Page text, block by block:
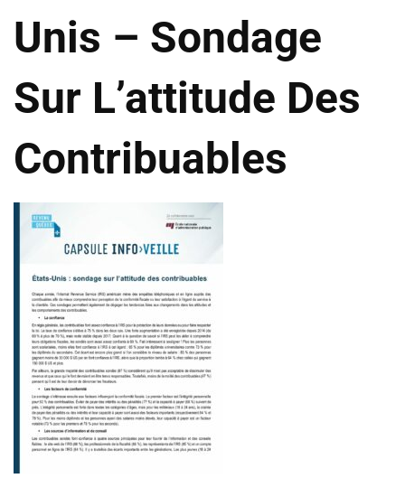
Unis – Sondage
Sur L’attitude Des
Contribuables